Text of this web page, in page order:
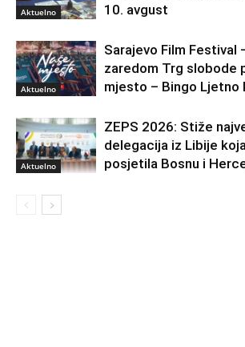
Aktuelno
10. avgust
Aktuelno
Sarajevo Film Festival
zaredom Trg slobode
mjesto – Bingo Ljetno
Aktuelno
ZEPS 2026: Stiže
delegacija iz Libije
posjetila Bosnu i